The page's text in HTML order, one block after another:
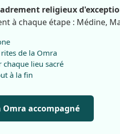
religieux
à chaque étape : Médine,
de la Omra
chaque lieu sacré
à la fin
Omra accompagné